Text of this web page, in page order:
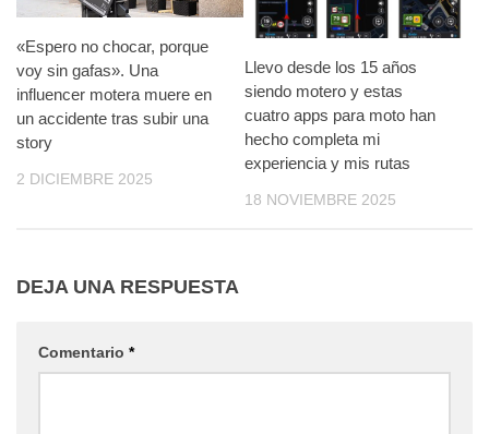
«Espero no chocar, porque
voy sin gafas». Una
influencer motera muere en
un accidente tras subir una
story
2 DICIEMBRE 2025
Llevo desde los 15 años
siendo motero y estas
cuatro apps para moto han
hecho completa mi
experiencia y mis rutas
18 NOVIEMBRE 2025
DEJA UNA RESPUESTA
Comentario *